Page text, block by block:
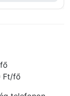
Ft/fő